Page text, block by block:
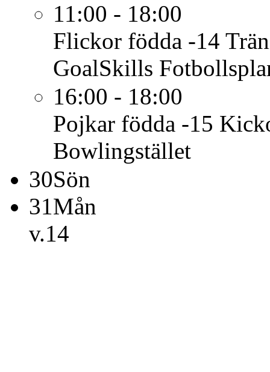
11:00 - 18:00
Flickor födda -14
GoalSkills
16:00 - 18:00
Pojkar födda -15
Bowlingstället
30Sön
31Mån
v.14